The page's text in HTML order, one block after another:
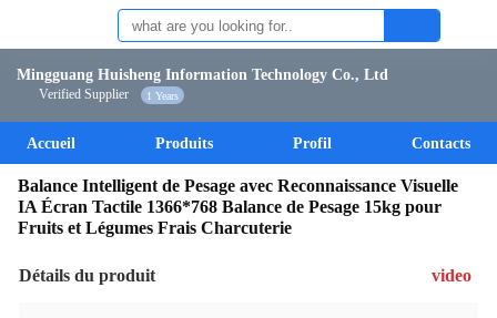
Mingguang Huisheng Information Technology Co., Ltd
Verified Supplier 1 Years
Accueil Produits Profil Contacts
Balance Intelligent de Pesage avec Reconnaissance Visuelle
IA Écran Tactile 1366*768 Balance de Pesage 15kg pour
Fruits et Légumes Frais Charcuterie
Détails du produit video